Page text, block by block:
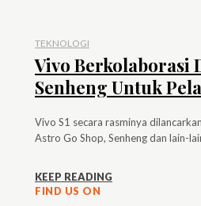
TEKNOLOGI
Vivo Berkolaborasi
Senheng Untuk
Vivo S1 secara rasminya
KEEP READING
FIND US ON